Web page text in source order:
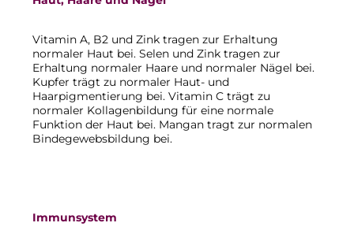
Vitamin A, B2 und Zink tragen zur Erhaltung
normaler Haut bei. Selen und Zink tragen zur
Erhaltung normaler Haare und normaler Nägel bei.
Kupfer trägt zu normaler Haut- und
Haarpigmentierung bei. Vitamin C trägt zu
normaler Kollagenbildung für eine normale
Funktion der Haut bei. Mangan tragt zur normalen
Bindegewebsbildung bei.
Immunsystem